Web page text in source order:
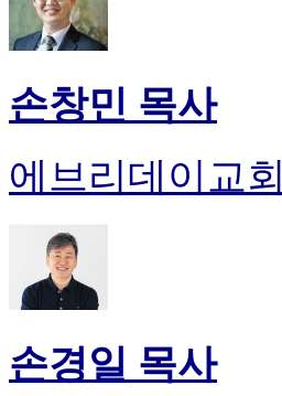
손창민 목사
에브리데이교회
손경일 목사